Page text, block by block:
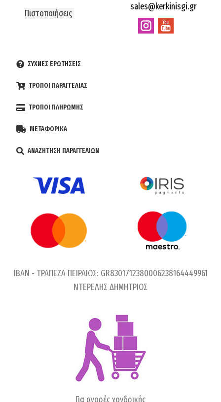
Πιστοποιήσεις
sales@kerkinisgi.gr
ΣΥΧΝΕΣ ΕΡΩΤΗΣΕΙΣ
ΤΡΟΠΟΙ ΠΑΡΑΓΓΕΛΙΑΣ
ΤΡΟΠΟΙ ΠΛΗΡΩΜΗΣ
ΜΕΤΑΦΟΡΙΚΑ
ΑΝΑΖΗΤΗΣΗ ΠΑΡΑΓΓΕΛΙΩΝ
IBAN - ΤΡΑΠΕΖΑ ΠΕΙΡΑΙΩΣ: GR8301712380006238164449961
ΝΤΕΡΕΛΗΣ ΔΗΜΗΤΡΙΟΣ
Για αγορές χονδρικής